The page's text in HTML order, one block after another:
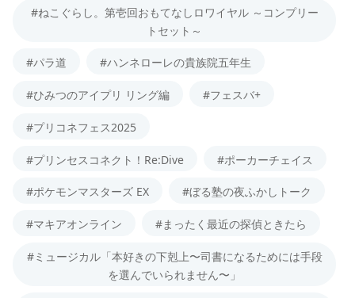
#ねこぐらし。第壱回おもてなしロワイヤル ～コンプリー
トセット～
#パラ道 #ハンネローレの貴族院五年生
#ひみつのアイプリ リング編 #フェスバ+
#プリコネフェス2025
#プリンセスコネクト！Re:Dive #ポーカーチェイス
#ポケモンマスターズ EX #ぼる塾の夜ふかしトーク
#マキアオンライン #まったく最近の探偵ときたら
#ミュージカル「本好きの下剋上〜司書になるためには手段
を選んでいられません〜」